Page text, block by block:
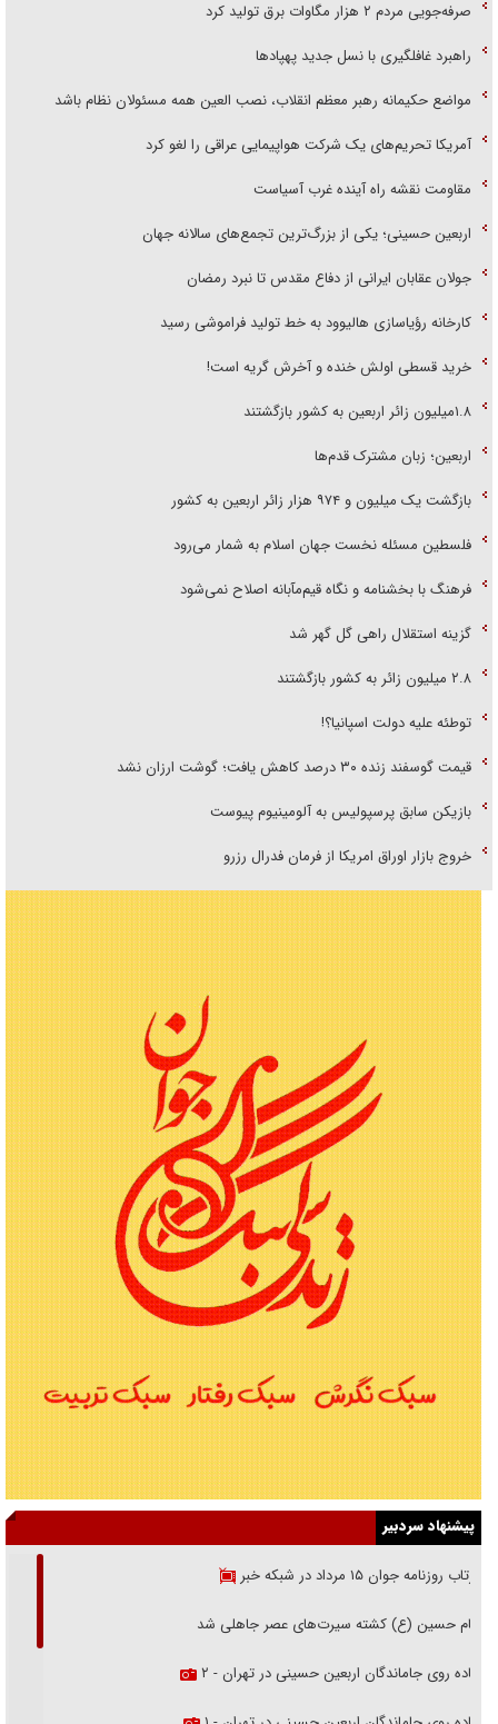
صرفه‌جویی مردم ۲ هزار مگاوات برق تولید کرد
راهبرد غافلگیری با نسل جدید پهپاد‌ها
مواضع حکیمانه رهبر معظم انقلاب، نصب العین همه مسئولان نظام باشد
آمریکا تحریم‌های یک شرکت هواپیمایی عراقی را لغو کرد
مقاومت نقشه راه آینده غرب آسیاست
اربعین حسینی؛ یکی از بزرگ‌ترین تجمع‌های سالانه جهان
جولان عقابان ایرانی از دفاع مقدس تا نبرد رمضان
کارخانه رؤیاسازی هالیوود به خط تولید فراموشی رسید
خرید قسطی اولش خنده و آخرش گریه است!
۱.۸میلیون زائر اربعین به کشور بازگشتند
اربعین؛ زبان مشترک قدم‌ها
بازگشت یک میلیون و ۹۷۴ هزار زائر اربعین به کشور
فلسطین مسئله نخست جهان اسلام به شمار می‌رود
فرهنگ با بخشنامه و نگاه قیم‌مآبانه اصلاح نمی‌شود
گزینه استقلال راهی گل گهر شد
۲.۸ میلیون زائر به کشور بازگشتند
توطئه علیه دولت اسپانیا؟!
قیمت گوسفند زنده ۳۰ درصد کاهش یافت؛ گوشت ارزان نشد
بازیکن سابق پرسپولیس به آلومینیوم پیوست
خروج بازار اوراق امریکا از فرمان فدرال رزرو
پیشنهاد سردبیر
بازتاب روزنامه جوان ۱۵ مرداد در شبکه خبر
امام حسین (ع) کشته سیرت‌های عصر جاهلی شد
پیاده روی جاماندگان اربعین حسینی در تهران - ۲